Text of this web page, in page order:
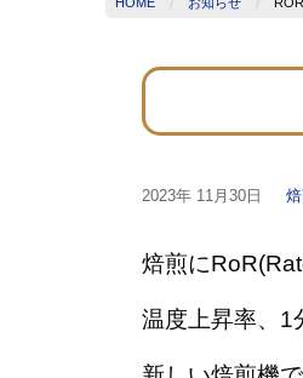
2023年 11月30日
焙煎に
温度上昇率、1